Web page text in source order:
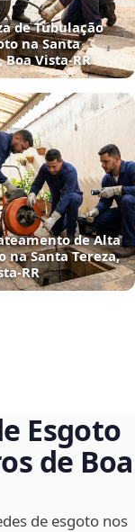
de Tubulação
na Santa
Boa Vista‑RR
de Alta
na Santa Tereza,
Esgoto
de Boa
de esgoto nos